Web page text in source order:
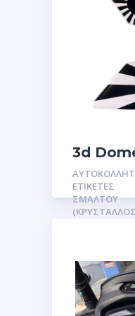
3d
3D
ΕΤΙΚΈΤΕΣ
ΣΜΆΛΤΟΥ